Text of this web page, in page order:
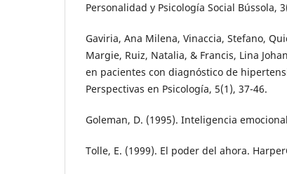
Personalidad y Psicología Social Bússola,
Gaviria, Ana Milena, Vinaccia, Stefano,
Margie, Ruiz, Natalia, & Francis, Lina
en pacientes con diagnóstico de
Perspectivas en Psicología, 5(1), 37-46.
Goleman, D. (1995). Inteligencia
Tolle, E. (1999). El poder del ahora.